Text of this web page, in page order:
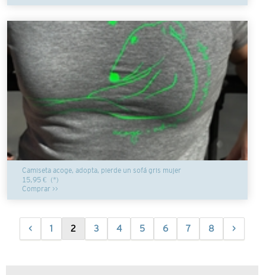
Camiseta acoge, adopta, pierde un sofá gris mujer
15,95 €(*)
Comprar >>
< 1 2 3 4 5 6 7 8 >